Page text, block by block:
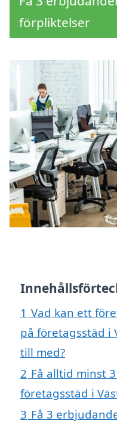
förpliktelser
1 Vad kan ett
på företagsstäd i
till med?
2 Få alltid minst
företagsstäd i
3 Få 3